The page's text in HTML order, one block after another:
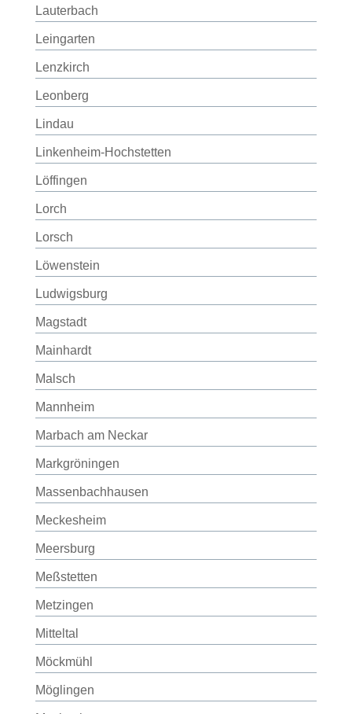
Lauterbach
Leingarten
Lenzkirch
Leonberg
Lindau
Linkenheim-Hochstetten
Löffingen
Lorch
Lorsch
Löwenstein
Ludwigsburg
Magstadt
Mainhardt
Malsch
Mannheim
Marbach am Neckar
Markgröningen
Massenbachhausen
Meckesheim
Meersburg
Meßstetten
Metzingen
Mitteltal
Möckmühl
Möglingen